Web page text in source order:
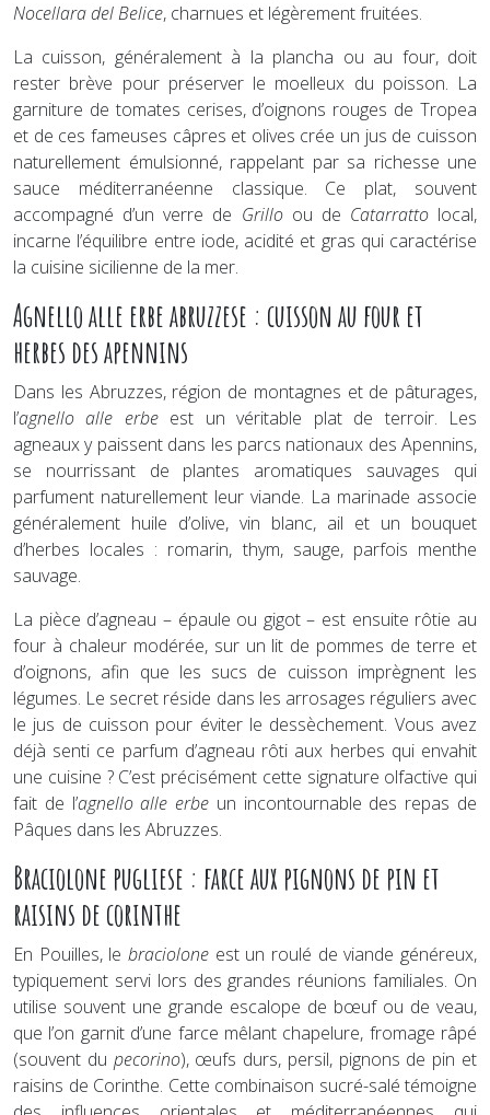
Nocellara del Belice, charnues et légèrement fruitées.
La cuisson, généralement à la plancha ou au four, doit
rester brève pour préserver le moelleux du poisson. La
garniture de tomates cerises, d’oignons rouges de Tropea
et de ces fameuses câpres et olives crée un jus de cuisson
naturellement émulsionné, rappelant par sa richesse une
sauce méditerranéenne classique. Ce plat, souvent
accompagné d’un verre de Grilloou de Catarrattolocal,
incarne l’équilibre entre iode, acidité et gras qui caractérise
la cuisine sicilienne de la mer.
Agnello alle erbe abruzzese : cuisson au four et
herbes des apennins
Dans les Abruzzes, région de montagnes et de pâturages,
l’agnello alle erbeest un véritable plat de terroir. Les
agneaux y paissent dans les parcs nationaux des Apennins,
se nourrissant de plantes aromatiques sauvages qui
parfument naturellement leur viande. La marinade associe
généralement huile d’olive, vin blanc, ail et un bouquet
d’herbes locales : romarin, thym, sauge, parfois menthe
sauvage.
La pièce d’agneau – épaule ou gigot – est ensuite rôtie au
four à chaleur modérée, sur un lit de pommes de terre et
d’oignons, afin que les sucs de cuisson imprègnent les
légumes. Le secret réside dans les arrosages réguliers avec
le jus de cuisson pour éviter le dessèchement. Vous avez
déjà senti ce parfum d’agneau rôti aux herbes qui envahit
une cuisine ? C’est précisément cette signature olfactive qui
fait de l’agnello alle erbe un incontournable des repas de
Pâques dans les Abruzzes.
Braciolone pugliese : farce aux pignons de pin et
raisins de corinthe
En Pouilles, le braciolone est un roulé de viande généreux,
typiquement servi lors des grandes réunions familiales. On
utilise souvent une grande escalope de bœuf ou de veau,
que l’on garnit d’une farce mêlant chapelure, fromage râpé
(souvent du pecorino), œufs durs, persil, pignons de pin et
raisins de Corinthe. Cette combinaison sucré-salé témoigne